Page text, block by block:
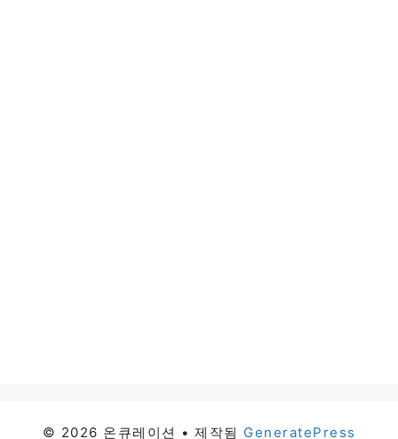
© 2026 온큐레이션 • 제작됨 GeneratePress